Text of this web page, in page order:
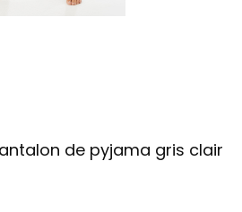
de pyjama gris clair